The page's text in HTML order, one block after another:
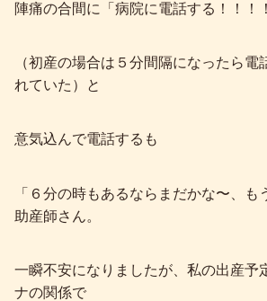
陣痛の合間に「病院に電話する！！！
（初産の場合は５分間隔になったら電
れていた）と
意気込んで電話するも
「６分の時もあるならまだかな〜、も
助産師さん。
一瞬不安になりましたが、私の出産予
ナの関係で